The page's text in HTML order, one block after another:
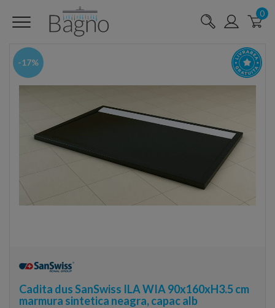
0
-17%
Cadita dus SanSwiss ILA WIA 90x160xH3.5 cm
marmura sintetica neagra, capac alb